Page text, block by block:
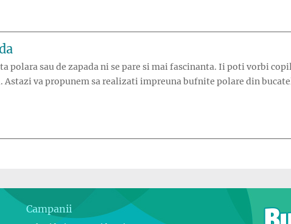
sau de zapada ni se pare si mai fascinanta. Ii poti vorbi
va propunem sa realizati impreuna bufnite polare din
Campanii